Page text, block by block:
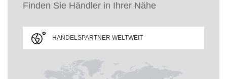
Finden Sie Händler in Ihrer Nähe
HANDELSPARTNER WELTWEIT